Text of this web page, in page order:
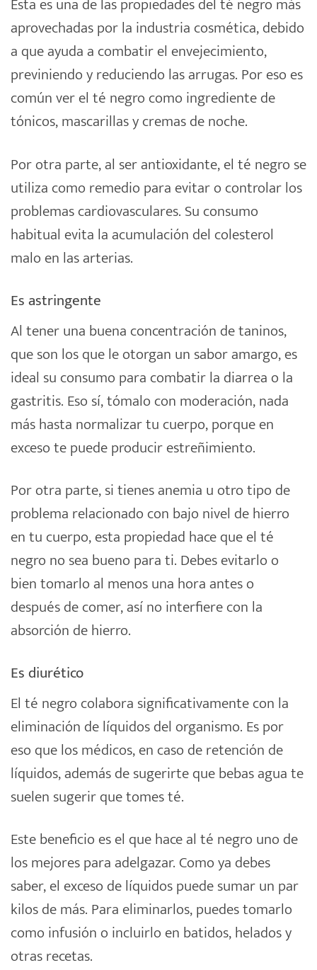
aprovechadas por la industria cosmética, debido
a que ayuda a combatir el envejecimiento,
previniendo y reduciendo las arrugas. Por eso es
común ver el té negro como ingrediente de
tónicos, mascarillas y cremas de noche.
Por otra parte, al ser antioxidante, el té negro se
utiliza como remedio para evitar o controlar los
problemas cardiovasculares. Su consumo
habitual evita la acumulación del colesterol
malo en las arterias.
Es astringente
Al tener una buena concentración de taninos,
que son los que le otorgan un sabor amargo, es
ideal su consumo para combatir la diarrea o la
gastritis. Eso sí, tómalo con moderación, nada
más hasta normalizar tu cuerpo, porque en
exceso te puede producir estreñimiento.
Por otra parte, si tienes anemia u otro tipo de
problema relacionado con bajo nivel de hierro
en tu cuerpo, esta propiedad hace que el té
negro no sea bueno para ti. Debes evitarlo o
bien tomarlo al menos una hora antes o
después de comer, así no interfiere con la
absorción de hierro.
Es diurético
El té negro colabora significativamente con la
eliminación de líquidos del organismo. Es por
eso que los médicos, en caso de retención de
líquidos, además de sugerirte que bebas agua te
suelen sugerir que tomes té.
Este beneficio es el que hace al té negro uno de
los mejores para adelgazar. Como ya debes
saber, el exceso de líquidos puede sumar un par
kilos de más. Para eliminarlos, puedes tomarlo
como infusión o incluirlo en batidos, helados y
otras recetas.